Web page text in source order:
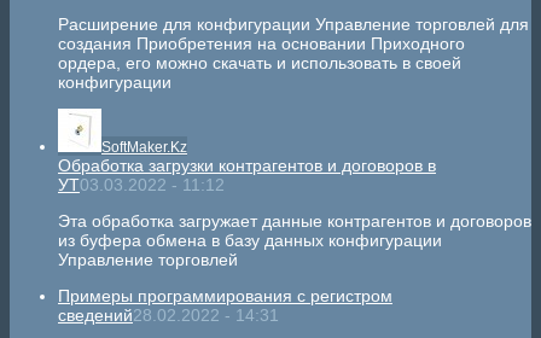
Расширение для конфигурации Управление торговлей для
создания Приобретения на основании Приходного
ордера, его можно скачать и использовать в своей
конфигурации
SoftMaker.Kz
Обработка загрузки контрагентов и договоров в
УТ03.03.2022 - 11:12
Эта обработка загружает данные контрагентов и договоров
из буфера обмена в базу данных конфигурации
Управление торговлей
Примеры программирования с регистром
сведений28.02.2022 - 14:31